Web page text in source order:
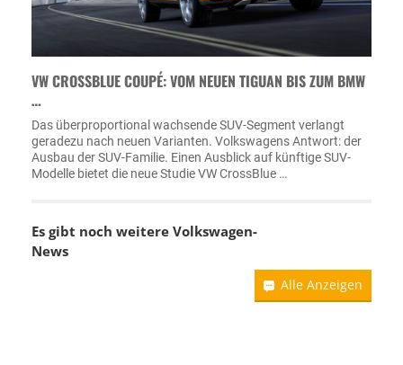
VW CROSSBLUE COUPÉ: VOM NEUEN TIGUAN BIS ZUM BMW
…
Das überproportional wachsende SUV-Segment verlangt
geradezu nach neuen Varianten. Volkswagens Antwort: der
Ausbau der SUV-Familie. Einen Ausblick auf künftige SUV-
Modelle bietet die neue Studie VW CrossBlue …
Es gibt noch weitere Volkswagen-
News
Alle Anzeigen